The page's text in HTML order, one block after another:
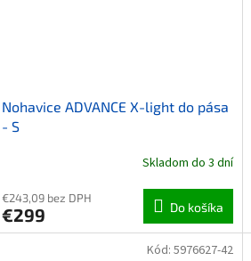
Nohavice ADVANCE X-light do pása
- S
Skladom do 3 dní
€243,09 bez DPH
€299 Do košíka
Kód: 5976627-42